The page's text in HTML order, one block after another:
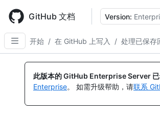
main
content
GitHub 文档 Version:
开始 / 在 GitHub 上写入 / 处理已保存
此版本的 GitHub Enterprise Server
Enterprise。 如需升级帮助，请联系